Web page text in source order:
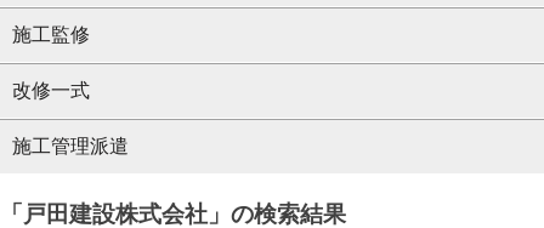
施工監修
改修一式
施工管理派遣
「戸田建設株式会社」の検索結果